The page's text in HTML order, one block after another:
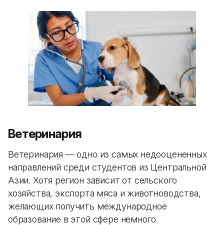
Ветеринария
Ветеринария — одно из самых недооцененных
направлений среди студентов из Центральной
Азии. Хотя регион зависит от сельского
хозяйства, экспорта мяса и животноводства,
желающих получить международное
образование в этой сфере немного.